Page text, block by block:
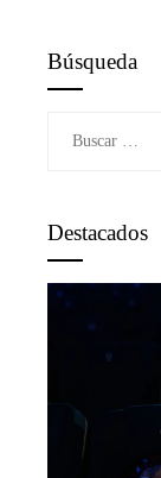
Búsqueda
Destacados